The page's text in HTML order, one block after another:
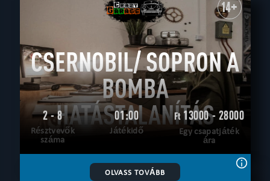
14+
CSERNOBIL/ SOPRON A
BOMBA
HATÁSTALANÍTÁS
2 - 8
Résztvevők
száma
01:00
Játékidő
Ft13000 - 28000
Egy csapatjáték
ára
OLVASS TOVÁBB